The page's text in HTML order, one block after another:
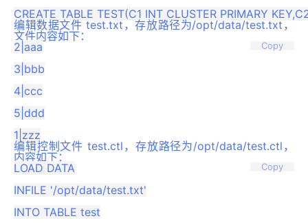
编辑数据文件 test.txt，存放路径为/opt/data/test.txt，
文件内容如下：
Copy
2|aaa
3|bbb
4|ccc
5|ddd
编辑控制文件 test.ctl，存放路径为/opt/data/test.ctl，
内容如下：
Copy
LOAD DATA
INFILE '/opt/data/test.txt'
INTO TABLE test